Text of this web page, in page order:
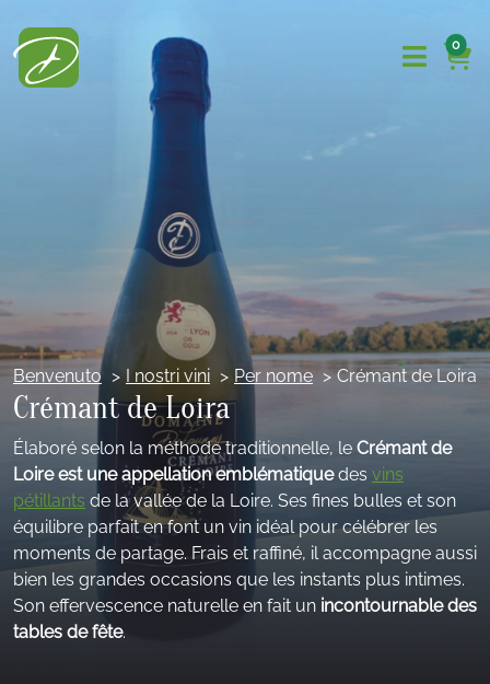
0
Benvenuto I nostri vini Per nome Crémant de Loira
Crémant de Loira
Élaboré selon la méthode traditionnelle, le Crémant de
Loire est une appellation emblématiquedes vins
pétillants de la vallée de la Loire. Ses fines bulles et son
équilibre parfait en font un vin idéal pour célébrer les
moments de partage. Frais et raffiné, il accompagne aussi
bien les grandes occasions que les instants plus intimes.
Son effervescence naturelle en fait un incontournable des
tables de fête.